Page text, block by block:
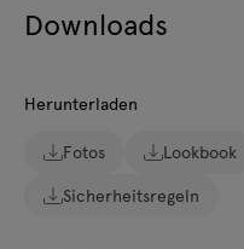
Downloads
Herunterladen
Fotos Lookbook
Sicherheitsregeln